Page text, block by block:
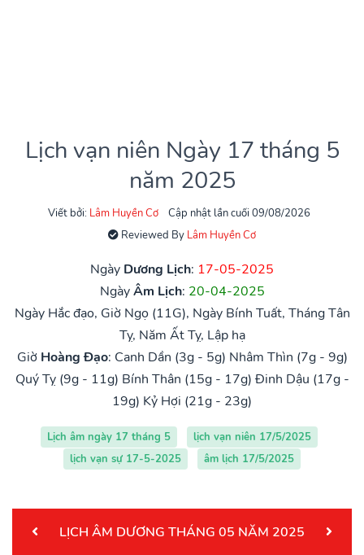
Lịch vạn niên Ngày 17 tháng 5
năm 2025
Viết bởi: Lâm Huyền Cơ
Cập nhật lần cuối 09/08/2026
Reviewed By Lâm Huyền Cơ
Ngày Dương Lịch: 17-05-2025
NgàyÂm Lịch: 20-04-2025
Ngày Hắc đạo, Giờ Ngọ (11G), Ngày Bính Tuất, Tháng Tân
Tỵ, Năm Ất Tỵ, Lập hạ
Giờ Hoàng Đạo: Canh Dần (3g - 5g) Nhâm Thìn (7g - 9g)
Quý Tỵ (9g - 11g) Bính Thân (15g - 17g) Đinh Dậu (17g -
19g) Kỷ Hợi (21g - 23g)
Lịch âm ngày 17 tháng 5
lịch vạn niên 17/5/2025
lịch vạn sự 17-5-2025
âm lịch 17/5/2025
LỊCH ÂM DƯƠNG THÁNG 05 NĂM 2025